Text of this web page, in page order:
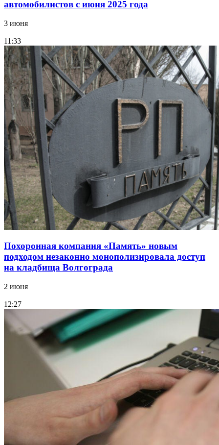
автомобилистов с июня 2025 года
3 июня
11:33
Похоронная компания «Память» новым
подходом незаконно монополизировала доступ
на кладбища Волгограда
2 июня
12:27